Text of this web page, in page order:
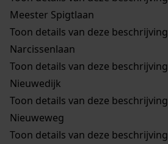
Meester Spigtlaan
Toon details van deze beschrijving
Narcissenlaan
Toon details van deze beschrijving
Nieuwedijk
Toon details van deze beschrijving
Nieuweweg
Toon details van deze beschrijving